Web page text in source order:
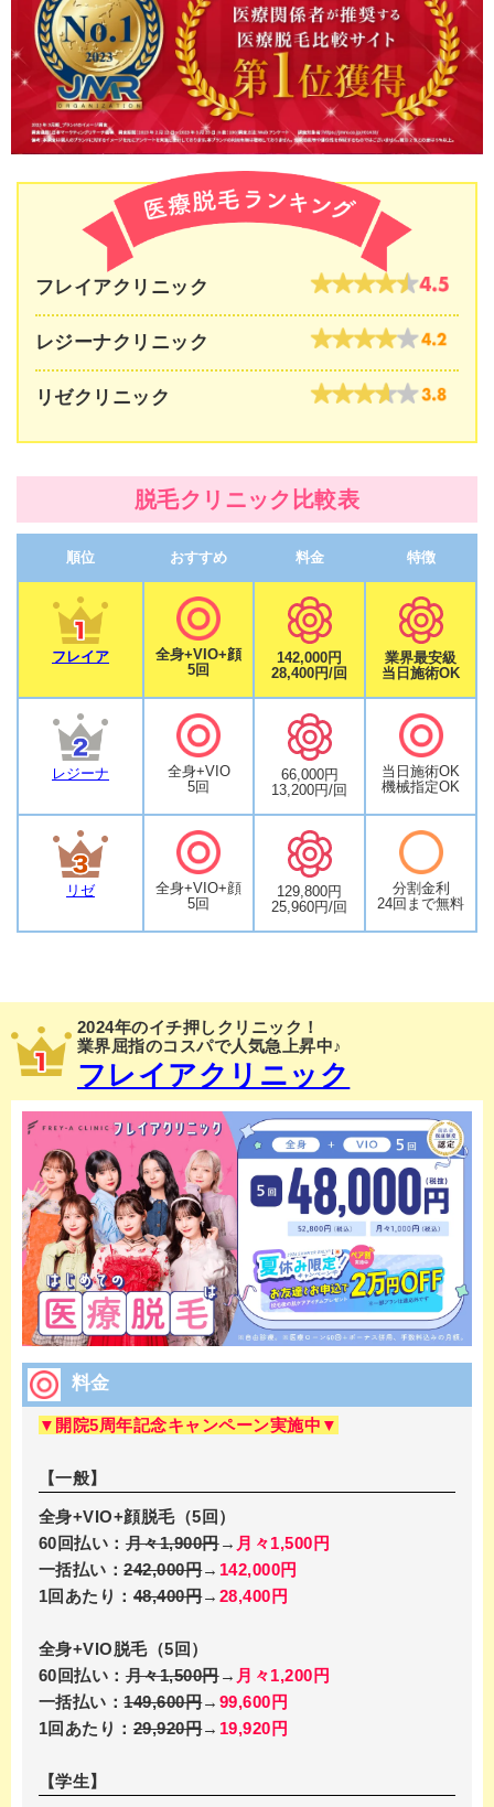
フレイアクリニック
レジーナクリニック
リゼクリニック
脱毛クリニック比較表
順位 おすすめ 料金 特徴
フレイア
全身+VIO+顔
5回
142,000円
28,400円/回
業界最安級
当日施術OK
レジーナ
全身+VIO
5回
66,000円
13,200円/回
当日施術OK
機械指定OK
リゼ
全身+VIO+顔
5回
129,800円
25,960円/回
分割金利
24回まで無料
2024年のイチ押しクリニック！
業界屈指のコスパで人気急上昇中♪
フレイアクリニック
料金
▼開院5周年記念キャンペーン実施中▼
【一般】
全身+VIO+顔脱毛（5回）
60回払い： 月々1,900円→ 月々1,500円
一括払い：242,000円→ 142,000円
1回あたり： 48,400円→ 28,400円
全身+VIO脱毛（5回）
60回払い： 月々1,500円→ 月々1,200円
一括払い：149,600円→ 99,600円
1回あたり： 29,920円→ 19,920円
【学生】